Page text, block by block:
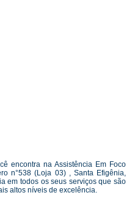
encontra na Assistência Em Foco
n°538 (Loja 03) , Santa Efigênia,
em todos os seus serviços que são
altos níveis de excelência.